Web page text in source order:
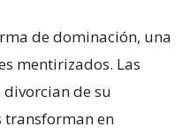
de dominación, una
mentirizados. Las
de su
transforman en